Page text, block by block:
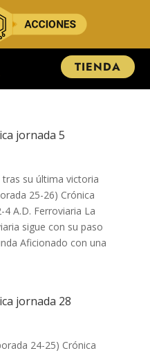
TIENDA
jornada 5
su última victoria
25-26) Crónica
4 A.D. Ferroviaria ​​​​​La
sigue con su paso
Aficionado con una
jornada 28
24-25) Crónica